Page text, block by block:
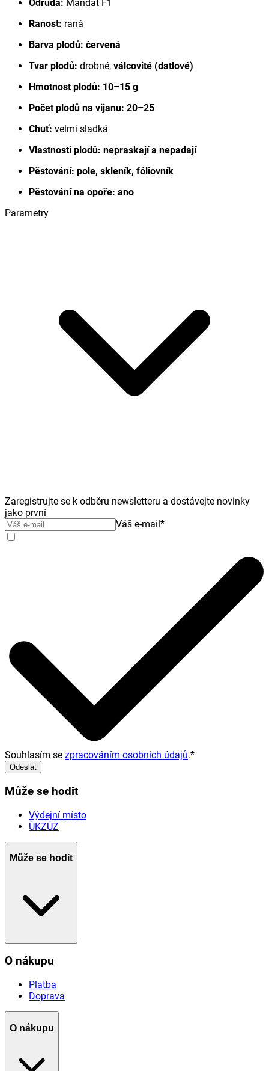
Odrůda: Mandat F1
Ranost: raná
Barva plodů: červená
Tvar plodů: drobné, válcovité (datlové)
Hmotnost plodů: 10–15 g
Počet plodů na vijanu: 20–25
Chuť: velmi sladká
Vlastnosti plodů: nepraskají a nepadají
Pěstování: pole, skleník, fóliovník
Pěstování na opoře: ano
Parametry
Zaregistrujte se k odběru newsletteru a dostávejte novinky
jako první
Váš e-mail*
Souhlasím se zpracováním osobních údajů.*
Odeslat
Může se hodit
Výdejní místo
ÚKZÚZ
Může se hodit
O nákupu
Platba
Doprava
O nákupu